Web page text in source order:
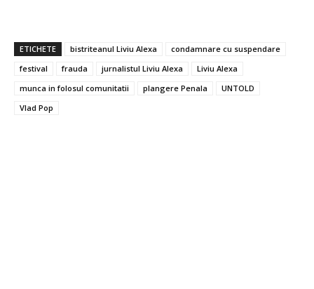
ETICHETE bistriteanul Liviu Alexa
condamnare cu suspendare
festival
frauda jurnalistul Liviu Alexa
Liviu Alexa
munca in folosul comunitatii
plangere Penala
UNTOLD
Vlad Pop